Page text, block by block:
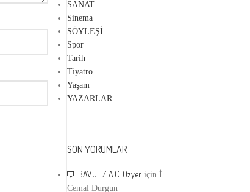
SANAT
Sinema
SÖYLEŞİ
Spor
Tarih
Tiyatro
Yaşam
YAZARLAR
SON YORUMLAR
BAVUL / A.C. Özyer içinİ.
Cemal Durgun